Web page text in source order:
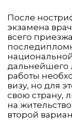
После
экзамена
всего
дальнейшего
работы
визу, но для
свою страну,
на
второй